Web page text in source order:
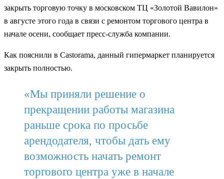
закрыть торговую точку в московском ТЦ «Золотой Вавилон»
в августе этого года в связи с ремонтом торгового центра в
начале осени, сообщает пресс-служба компании.
Как пояснили в Castorama, данный гипермаркет планируется
закрыть полностью.
«Мы приняли решение о
прекращении работы магазина
раньше срока по просьбе
арендодателя, чтобы дать ему
возможность начать ремонт
торгового центра уже в начале